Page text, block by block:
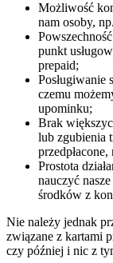
Możliwość
nam osoby,
punkt
prepaid;
Posługiwanie
czemu
upominku;
Brak
lub zgubienia
Prostota
nauczyć
środków z
Nie należy jednak
związane z kartami
czy później i nic z